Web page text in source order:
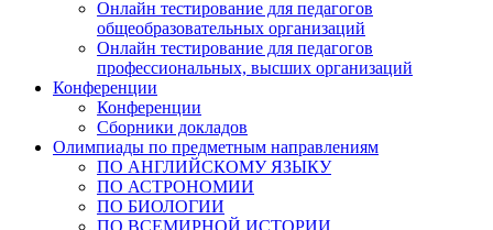
Онлайн тестирование для педагогов
общеобразовательных организаций
Онлайн тестирование для педагогов
профессиональных, высших организаций
Конференции
Конференции
Сборники докладов
Олимпиады по предметным направлениям
ПО АНГЛИЙСКОМУ ЯЗЫКУ
ПО АСТРОНОМИИ
ПО БИОЛОГИИ
ПО ВСЕМИРНОЙ ИСТОРИИ